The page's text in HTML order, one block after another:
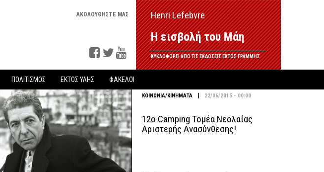
ΑΚΟΛΟΥΘΗΣΤΕ ΜΑΣ Henri Lefebvre
Η εισβολή του Μάη
ΚΥΚΛΟΦΟΡΕΙ ΑΠΟ ΤΙΣ ΕΚΔΟΣΕΙΣ ΕΚΤΟΣ ΓΡΑΜΜΗΣ
ΠΟΛΙΤΙΣΜΟΣ ΕΚΤΟΣ ΥΛΗΣ ΦΑΚΕΛΟΙ
ΚΟΙΝΩΝΙΑ/ΚΙΝΗΜΑΤΑ 22/06/2015 - 00:00
12o Camping Τομέα Νεολαίας
Αριστερής Ανασύνθεσης!